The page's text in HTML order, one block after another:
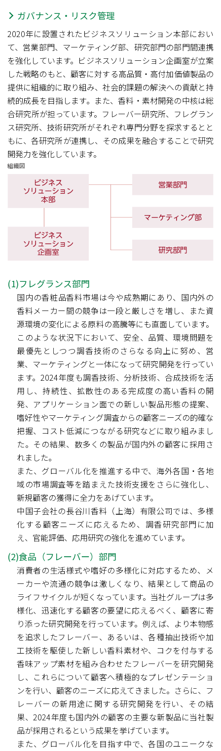
ガバナンス・リスク管理
2020年に設置されたビジネスソリューション本部におい
て、営業部門、マーケティング部、研究部門の部門間連携
を強化しています。ビジネスソリューション企画室が立案
した戦略のもと、顧客に対する高品質・高付加価値製品の
提供に組織的に取り組み、社会的課題の解決への貢献と持
続的成長を目指します。また、香料・素材開発の中核は総
合研究所が担っています。フレーバー研究所、フレグラン
ス研究所、技術研究所がそれぞれ専門分野を探求するとと
もに、各研究所が連携し、その成果を融合することで研究
開発力を強化しています。
組織図
(1)フレグランス部門
国内の香粧品香料市場は今や成熟期にあり、国内外の
香料メーカー間の競争は一段と厳しさを増し、また資
源環境の変化による原料の高騰等にも直面しています。
このような状況下において、安全、品質、環境問題を
最優先としつつ調香技術のさらなる向上に努め、営
業、マーケティングと一体になって研究開発を行ってい
ます。2024年度も調香技術、分析技術、合成技術を活
用し、持続性、拡散性のある完成度の高い香料の開
発、アプリケーション面での新しい製品形態の提案、
嗜好性やマーケティング調査からの顧客ニーズの的確な
把握、コスト低減につながる研究などに取り組みまし
た。その結果、数多くの製品が国内外の顧客に採用さ
れました。
また、グローバル化を推進する中で、海外各国・各地
域の市場調査等を踏まえた技術支援をさらに強化し、
新規顧客の獲得に全力をあげています。
中国子会社の長谷川香料（上海）有限公司では、多様
化する顧客ニーズに応えるため、調香研究部門に加
え、官能評価、応用研究の強化を進めています。
(2)食品（フレーバー）部門
消費者の生活様式や嗜好の多様化に対応するため、メ
ーカーや流通の競争は激しくなり、結果として商品の
ライフサイクルが短くなっています。当社グループは多
様化、迅速化する顧客の要望に応えるべく、顧客に寄
り添った研究開発を行っています。例えば、より本物感
を追求したフレーバー、あるいは、各種抽出技術や加
工技術を駆使した新しい香料素材や、コクを付与する
香味アップ素材を組み合わせたフレーバーを研究開発
し、これらについて顧客へ積極的なプレゼンテーショ
ンを行い、顧客のニーズに応えてきました。さらに、フ
レーバーの新用途に関する研究開発を行い、その結
果、2024年度も国内外の顧客の主要な新製品に当社製
品が採用されるという成果を挙げています。
また、グローバル化を目指す中で、各国のユニークな